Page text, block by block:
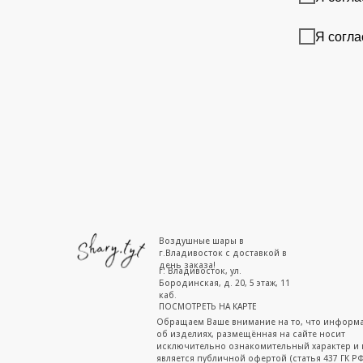
Я
г. Владивосток, ул.
Бородинская, д. 20, 5 этаж, 11
каб.
ПОСМОТРЕТЬ НА КАРТЕ
Воздушные шары в
г.Владивосток с доставкой в
день заказа!
Обращаем Ваше внимание на то, что
об изделиях, размещённая на сайте носит
исключительно ознакомительный характер и
является публичной офертой (статья 437 ГК